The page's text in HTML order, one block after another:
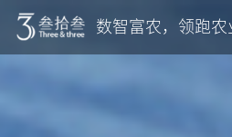
数智富农，领跑农